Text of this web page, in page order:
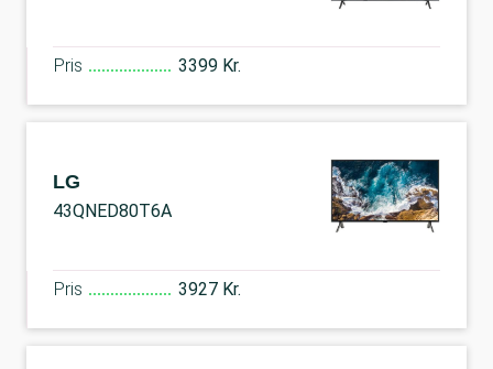
Pris 3399 Kr.
LG
43QNED80T6A
Pris 3927 Kr.